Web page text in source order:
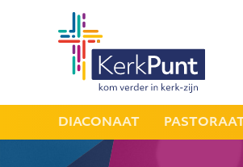
DIACONAAT PASTORAAT